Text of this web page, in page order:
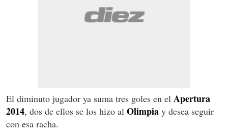
El diminuto jugador ya suma tres goles en el Apertura
2014, dos de ellos se los hizo al Olimpia y desea seguir
con esa racha.